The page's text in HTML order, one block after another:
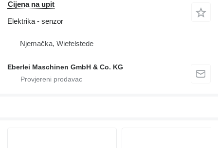
Cijena na upit
Elektrika - senzor
Njemačka, Wiefelstede
Eberlei Maschinen GmbH & Co. KG